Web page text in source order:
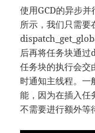
使用GCD的异步
所示，我们只需要
后再将任务块通过
任务块的执行会交
时通知主线程。一
能，因为在插入任
不需要进行额外等